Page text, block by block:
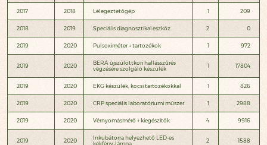
2017 2018 Lélegeztetőgép 1 209
2018 2019 Speciális diagnosztikai eszköz 2 0
2019 2020 Pulsoximéter + tartozékok 1 972
2019 2020
BERA újszülöttkori hallásszűrés
végzésére szolgáló készülék
1 17804
2019 2020 EKG készülék, kocsi tartozékokkal 1 826
2019 2020 CRP speciális laboratóriumi műszer 1 2988
2019 2020 Vérnyomásmérő + kiegészítők 4 9916
2019 2020
Inkubátorra helyezhető LED-es
kékfény-lámpa
2 1588